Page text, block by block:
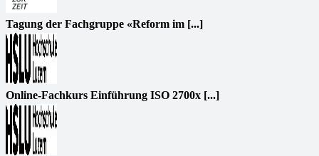
Tagung der Fachgruppe «Reform im [...]
Online-Fachkurs Einführung ISO 2700x [...]